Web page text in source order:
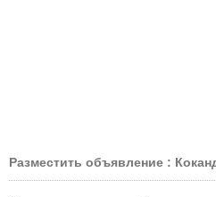
Разместить объявление :